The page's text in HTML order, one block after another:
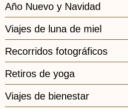
Año Nuevo y Navidad
Viajes de luna de miel
Recorridos fotográficos
Retiros de yoga
Viajes de bienestar